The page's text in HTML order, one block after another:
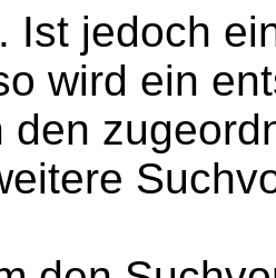
Ist jedoch
wird ein
den